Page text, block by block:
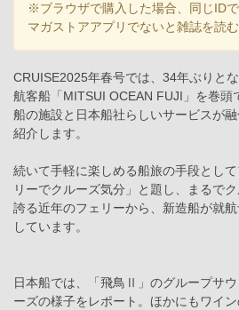
※ブラウザで購入した場合、同じID
マガストアアプリでないと雑誌を読
CRUISE2025年春号では、34年ぶりと
航客船「MITSUI OCEAN FUJI」を巻頭
船の施設と日本船社らしいサービスが
紹介します。
続いて手軽に楽しめる船旅の手段とし
リーでクルーズ気分」と題し、まるで
誇る近年のフェリーから、新造船が就
しています。
日本船では、「飛鳥Ⅱ」のグループサ
ーズの様子をレポート。ほかにもワイ